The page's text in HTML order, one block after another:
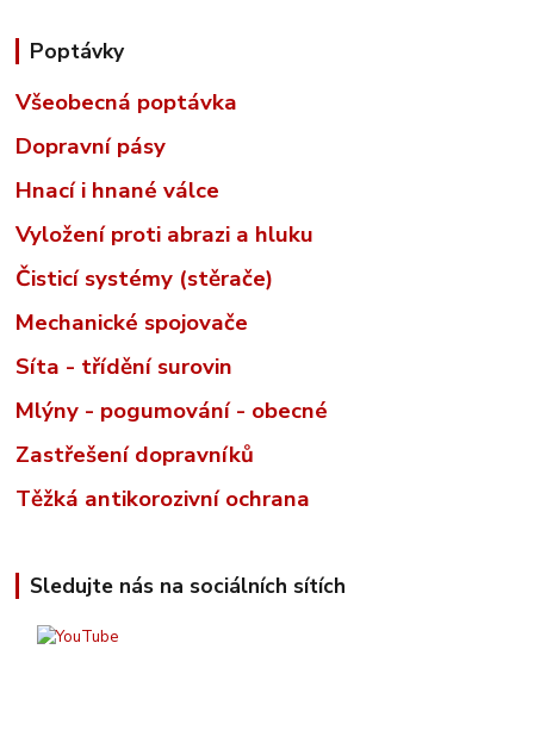
Poptávky
Všeobecná poptávka
Dopravní pásy
Hnací i hnané válce
Vyložení proti abrazi a hluku
Čisticí systémy (stěrače)
Mechanické spojovače
Síta - třídění surovin
Mlýny - pogumování - obecné
Zastřešení dopravníků
Těžká antikorozivní ochrana
Sledujte nás na sociálních sítích